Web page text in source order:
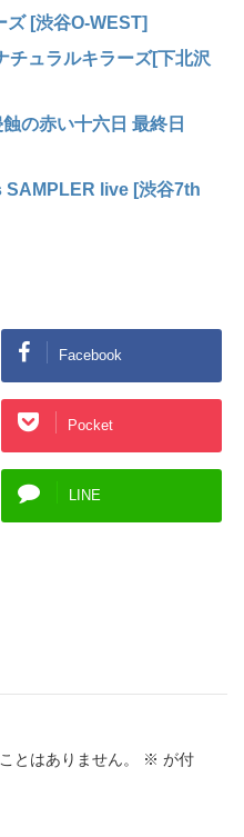
ズ [渋谷O-WEST]
ュラルキラーズ[下北沢
の赤い十六日 最終日
live [渋谷7th
Facebook
Pocket
LINE
とはありません。 ※ が付